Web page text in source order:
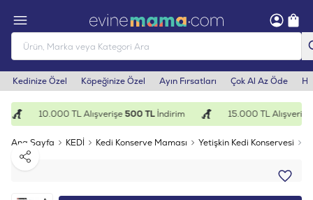
Kedinize Özel Köpeğinize Özel Ayın Fırsatları Çok Al Az Öde
10.000 TL Alışverişe500 TLİndirim 15.000 TL Alışverişe
Ana Sayfa KEDİ Kedi Konserve Maması Yetişkin Kedi Konservesi
Paylaş